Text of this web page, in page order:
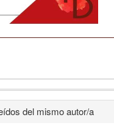
del mismo autor/a